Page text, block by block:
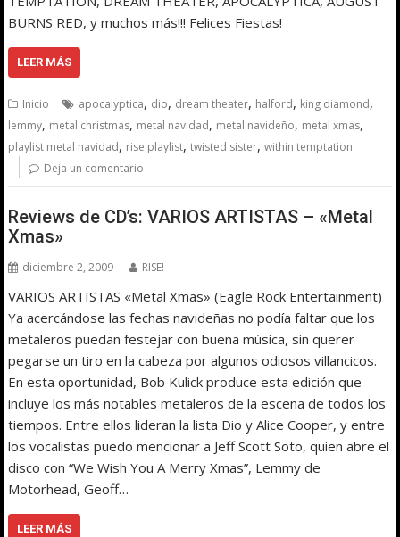
BURNS RED, y muchos más!!! Felices Fiestas!
LEER MÁS
Inicio apocalyptica, dio, dream theater, halford, king diamond,
lemmy, metal christmas, metal navidad, metal navideño, metal xmas,
playlist metal navidad, rise playlist,twisted sister,within temptation
Deja un comentario
Reviews de CD’s: VARIOS ARTISTAS – «Metal
Xmas»
diciembre 2, 2009 RISE!
VARIOS ARTISTAS «Metal Xmas» (Eagle Rock Entertainment)
Ya acercándose las fechas navideñas no podía faltar que los
metaleros puedan festejar con buena música, sin querer
pegarse un tiro en la cabeza por algunos odiosos villancicos.
En esta oportunidad, Bob Kulick produce esta edición que
incluye los más notables metaleros de la escena de todos los
tiempos. Entre ellos lideran la lista Dio y Alice Cooper, y entre
los vocalistas puedo mencionar a Jeff Scott Soto, quien abre el
disco con “We Wish You A Merry Xmas”, Lemmy de
Motorhead, Geoff…
LEER MÁS